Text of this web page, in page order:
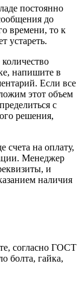
постоянно
до
времени, то к
устареть.
напишите в
Если все
этот объем
с
решения,
счета на оплату,
Менеджер
и
наличия
согласно ГОСТ
болта, гайка,